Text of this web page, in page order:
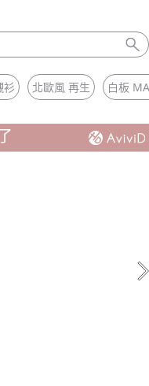
衫 北歐風 再生 白板